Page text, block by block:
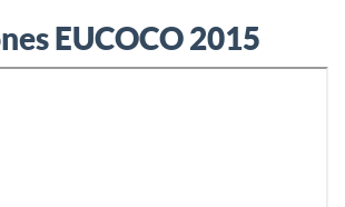
EUCOCO 2015